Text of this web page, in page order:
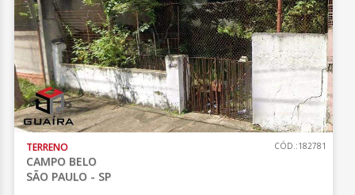
TERRENO
CAMPO BELO
SÃO PAULO - SP
CÓD.:182781